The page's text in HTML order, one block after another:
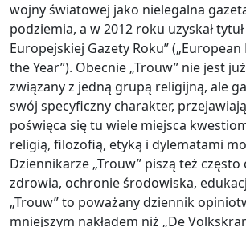
wojny światowej jako nielegalna
podziemia, a w 2012 roku uzyskał
Europejskiej Gazety Roku”
the Year”). Obecnie „Trouw” nie jest
związany z jedną grupą religijną, ale
swój specyficzny charakter,
poświęca się tu wiele miejsca
religią, filozofią, etyką i dylematami
Dziennikarze „Trouw” piszą też często
zdrowia, ochronie środowiska,
„Trouw” to poważany dziennik
mniejszym nakładem niż „De